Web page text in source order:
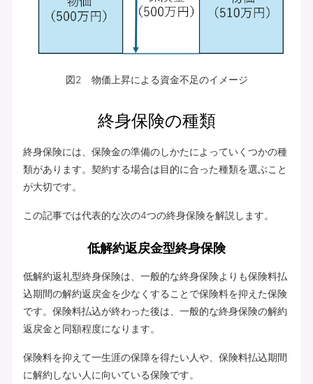
図2 物価上昇による資金不足のイメージ
終身保険の種類
終身保険には、保険金の準備のしかたによっていくつかの種
類があります。契約する場合は目的に合った種類を選ぶこと
が大切です。
この記事では代表的な次の4つの終身保険を解説します。
低解約返戻金型終身保険
低解約返礼型終身保険は、一般的な終身保険よりも保険料払
込期間の解約返戻金を少なくすることで保険料を抑えた保険
です。保険料払込が終わった後は、一般的な終身保険の解約
返戻金と同額程度になります。
保険料を抑えて一生涯の保障を得たい人や、保険料払込期間
に解約しない人に向いている保険です。